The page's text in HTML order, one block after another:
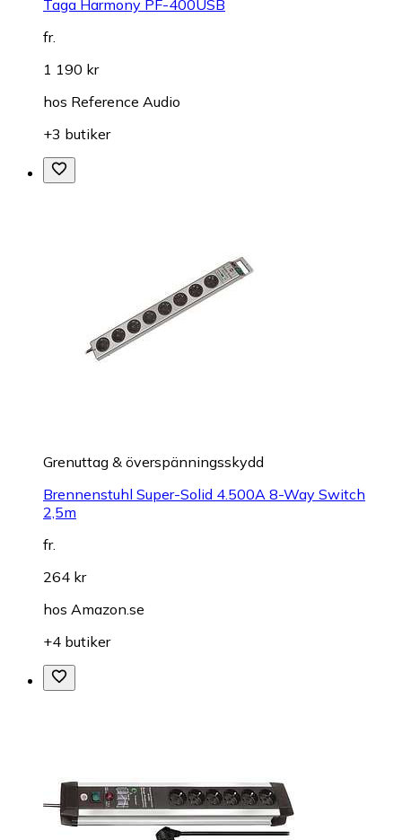
Taga Harmony PF-400USB
fr.
1 190 kr
hos Reference Audio
+3 butiker
Grenuttag & överspänningsskydd
Brennenstuhl Super-Solid 4.500A 8-Way Switch
2,5m
fr.
264 kr
hos Amazon.se
+4 butiker